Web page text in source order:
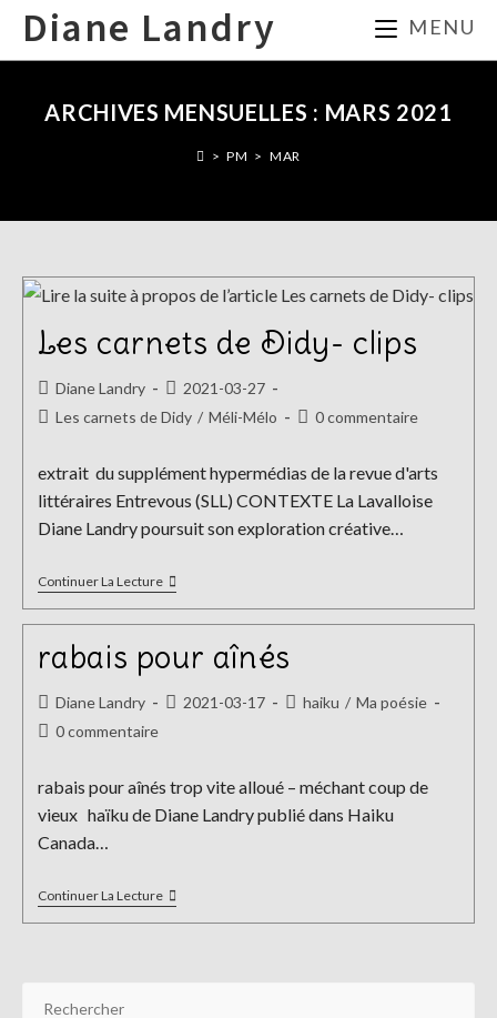
SkipDiane Landry MENU
ARCHIVES MENSUELLES : MARS 2021
> PM > MAR
Les carnets de Didy- clips
Auteur/autrice
de
Diane Landry
Publication
publiée :
2021-03-27
PostLes carnets de Didy / Méli-Mélo
Commentaires
publication :
0 commentaire
extrait du supplément hypermédias de la revue d'arts
littéraires Entrevous (SLL) CONTEXTE La Lavalloise
Diane Landry poursuit son exploration créative…
Continuer La LectureLes
Carnets
Clips
rabais pour aînés
Auteur/autrice
de
Diane Landry
Publication
2021-03-17
Posthaiku / Ma poésie
Commentaires
publication :
0 commentaire
rabais pour aînés trop vite alloué – méchant coup de
vieux haïku de Diane Landry publié dans Haiku
Canada…
Continuer La LectureRabais
Pour